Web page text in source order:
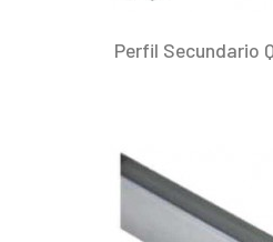
Perfil Secundario